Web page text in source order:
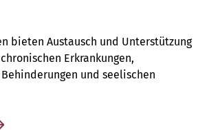
bieten Austausch und Unterstützung
Erkrankungen,
und seelischen